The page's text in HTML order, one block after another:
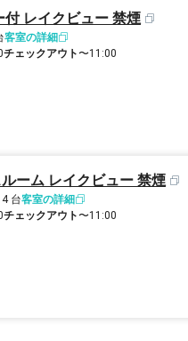
レイクビュー 禁煙
客室の詳細
チェックアウト〜11:00
ーム レイクビュー 禁煙
台客室の詳細
チェックアウト〜11:00